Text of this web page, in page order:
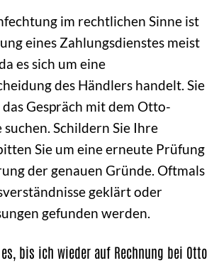
im rechtlichen Sinne ist
eines Zahlungsdienstes meist
es sich um eine
des Händlers handelt. Sie
Gespräch mit dem Otto-
Schildern Sie Ihre
Sie um eine erneute Prüfung
der genauen Gründe. Oftmals
geklärt oder
gefunden werden.
bis ich wieder auf Rechnung bei Otto